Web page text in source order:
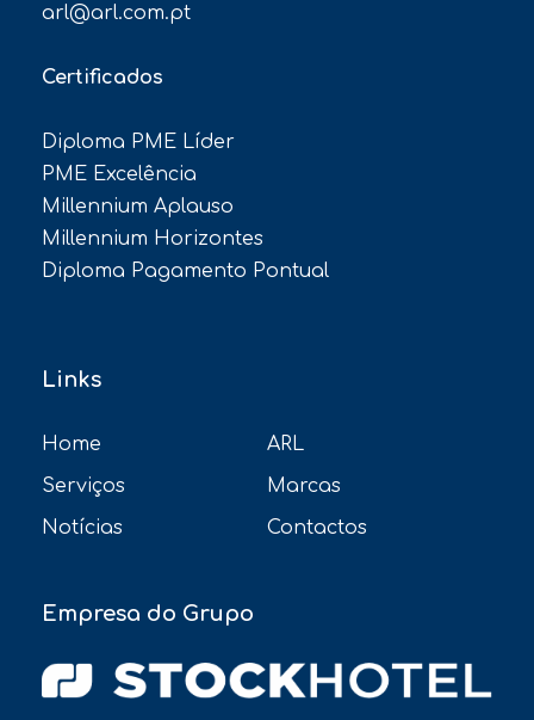
arl@arl.com.pt
Certificados
Diploma PME Líder
PME Excelência
Millennium Aplauso
Millennium Horizontes
Diploma Pagamento Pontual
Links
Home
ARL
Serviços
Marcas
Notícias
Contactos
Empresa do Grupo